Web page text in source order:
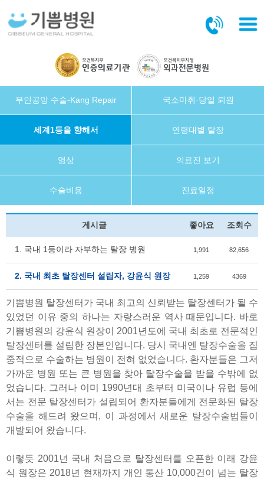
무인공망 수술-Kang Repair 국소마취·당일 퇴원
세계1등을 향해서 연령대별 탈장
영상 의료진 보기
수술비용 진료일정
게시글 좋아요 조회수
1. 국내 1등이라 자부하는 탈장 병원 1,991 82,656
2. 국내 최초 탈장센터 설립자, 강윤식 원장 1,259 4369
기쁨병원 탈장센터가 국내 최고의 신뢰받는 탈장센터가 될 수
있었던 이유 중의 하나는 자랑스러운 역사 때문입니다. 바로
기쁨병원의 강윤식 원장이 2001년도에 국내 최초로 전문적인
탈장센터를 설립한 장본인입니다. 당시 국내엔 탈장수술을 집
중적으로 수술하는 병원이 전혀 없었습니다. 환자분들은 그저
가까운 병원 또는 큰 병원을 찾아 탈장수술을 받을 수밖에 없
었습니다. 그러나 이미 1990년대 초부터 미국이나 유럽 등에
서는 전문 탈장센터가 설립되어 환자분들에게 전문화된 탈장
수술을 해드려 왔으며, 이 과정에서 새로운 탈장수술법들이
개발되어 왔습니다.
이렇듯 2001년 국내 처음으로 탈장센터를 오픈한 이래 강윤
식 원장은 2018년 현재까지 개인 통산 10,000건이 넘는 탈장